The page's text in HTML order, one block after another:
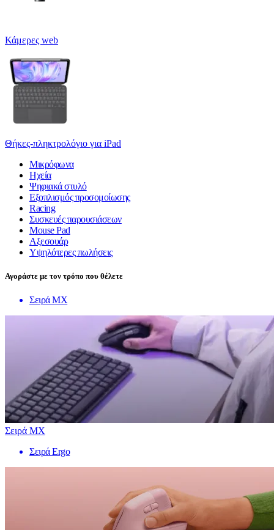
Κάμερες web
Θήκες-πληκτρολόγιο για iPad
Μικρόφωνα
Ηχεία
Ψηφιακά στυλό
Εξοπλισμός προσομοίωσης
Racing
Συσκευές παρουσιάσεων
Mouse Pad
Αξεσουάρ
Υψηλότερες πωλήσεις
Αγοράστε με τον τρόπο που θέλετε
Σειρά MX
Σειρά MX
Σειρά Ergo